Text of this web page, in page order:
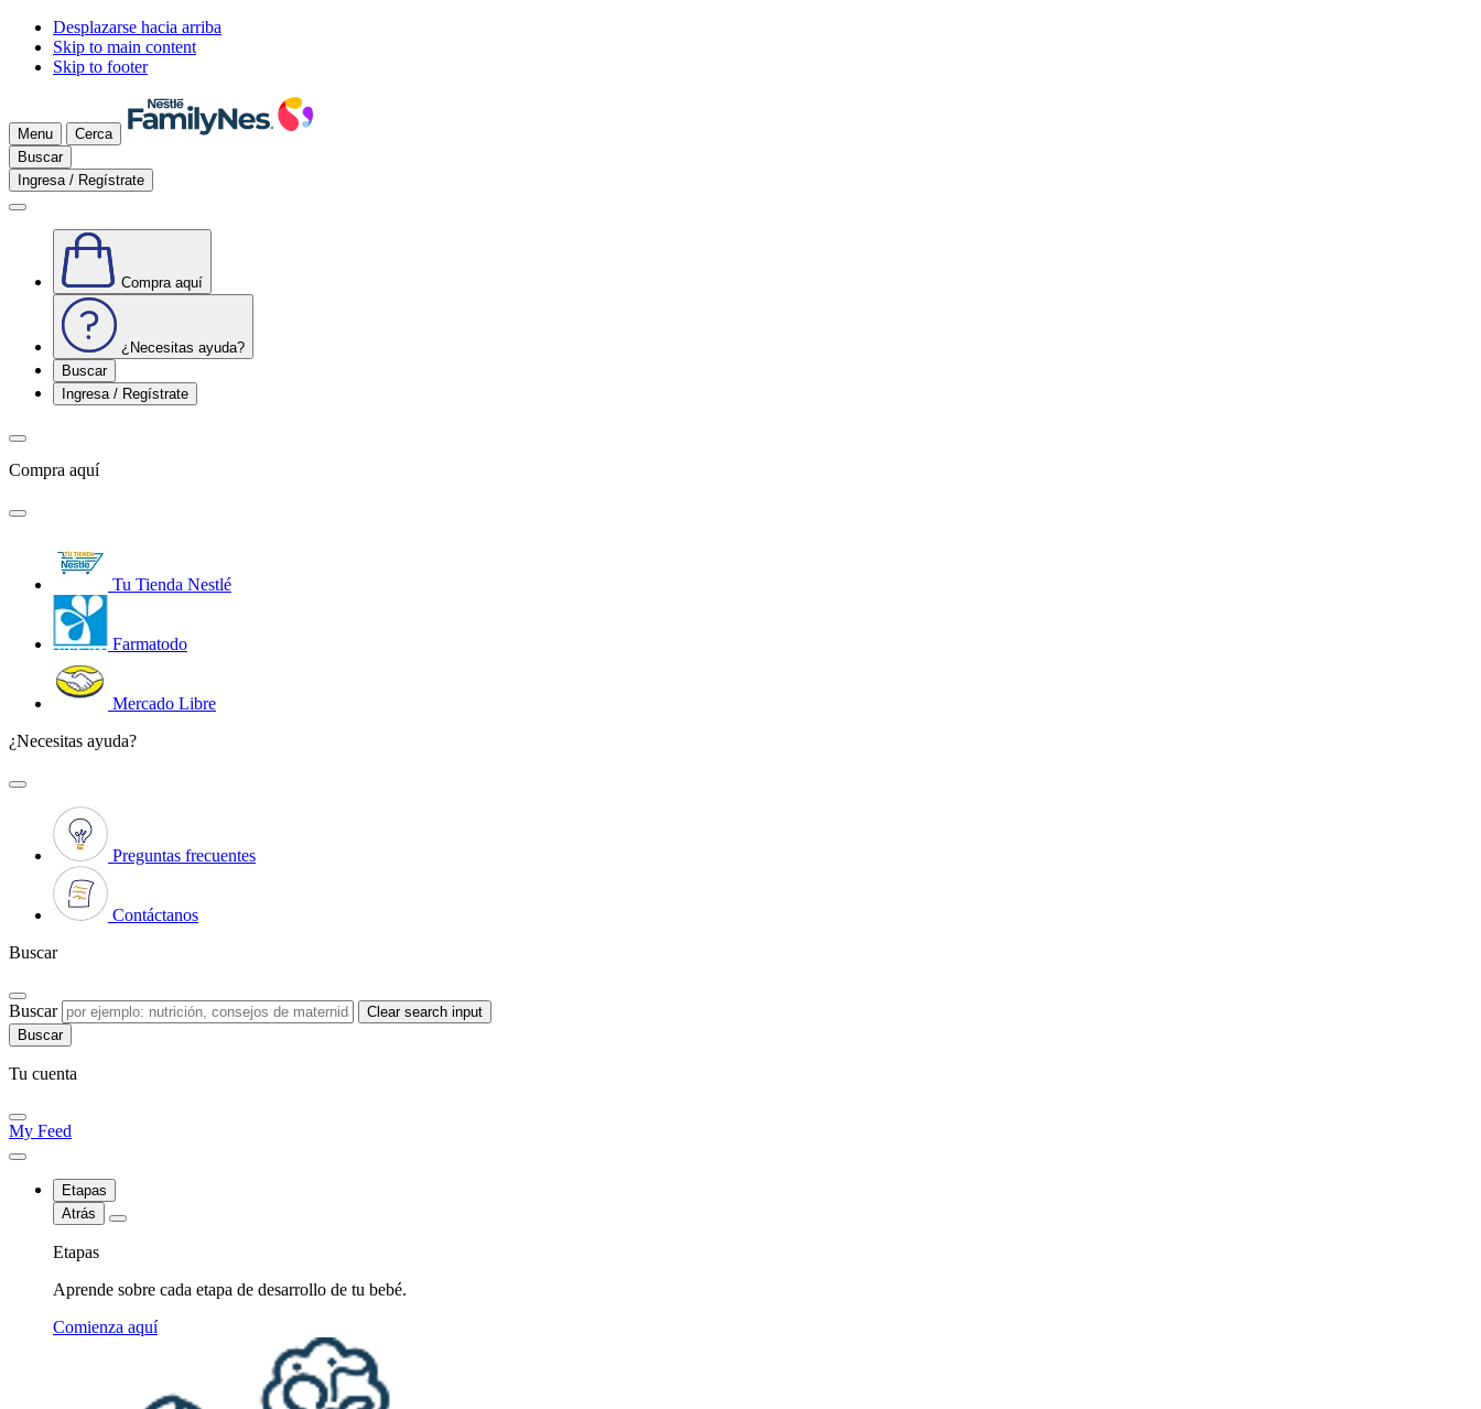
Desplazarse hacia arriba
Skip to main content
Skip to footer
Menu
Cerca
Buscar
Ingresa / Regístrate
Compra aquí
¿Necesitas ayuda?
Buscar
Ingresa / Regístrate
Compra aquí
Tu Tienda Nestlé
Farmatodo
Mercado Libre
¿Necesitas ayuda?
Preguntas frecuentes
Contáctanos
Buscar
Buscar Clear search input
Tu cuenta
My Feed
Etapas
Atrás
Etapas
Aprende sobre cada etapa de desarrollo de tu bebé.
Comienza aquí